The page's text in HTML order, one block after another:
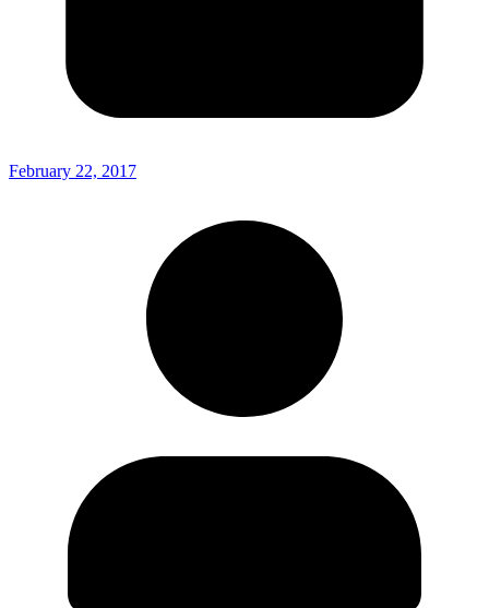
February 22, 2017